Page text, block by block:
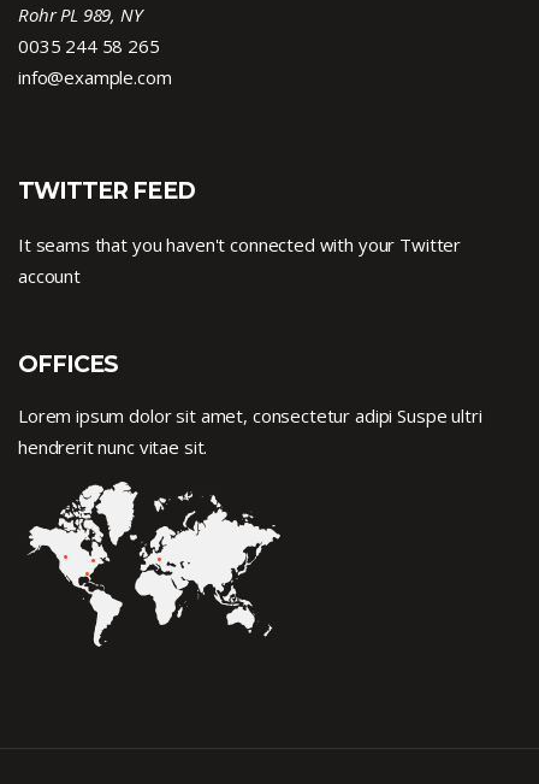
Rohr PL 989, NY
0035 244 58 265
info@example.com
TWITTER FEED
It seams that you haven't connected with your Twitter
account
OFFICES
Lorem ipsum dolor sit amet, consectetur adipi Suspe ultri
hendrerit nunc vitae sit.